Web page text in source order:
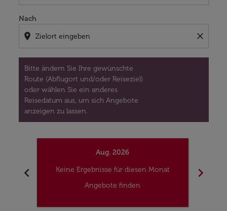
Nach
location_on close
Bitte ändern Sie Ihre gewünschte
Route (Abflugort und/oder Reiseziel)
oder wählen Sie ein anderes
Reisedatum aus, um sich Angebote
anzeigen zu lassen.
chevron_left
Aug. 2026
Keine Ergebnisse für diesen Monat
Angebote finden
chevron_right